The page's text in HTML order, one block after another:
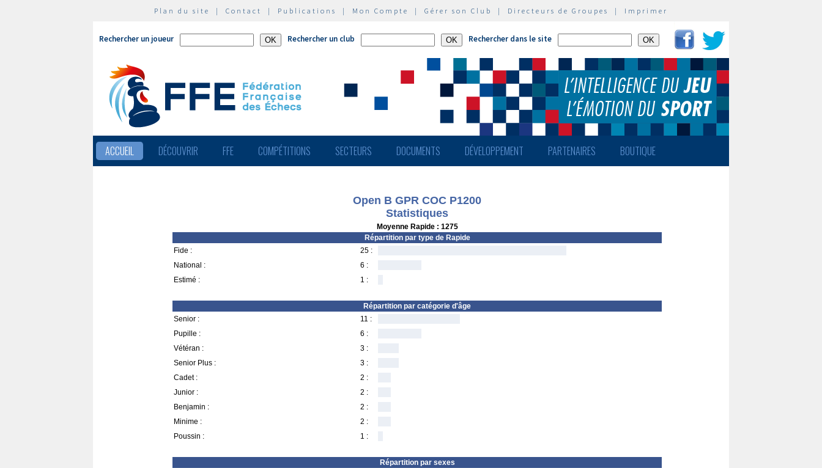
Plan du site | Contact | Publications | Mon Compte | Gérer son Club | Directeurs de Groupes | Imprimer
Rechercher un joueur Rechercher un club Rechercher dans le site
ACCUEIL DÉCOUVRIR FFE COMPÉTITIONS SECTEURS DOCUMENTS DÉVELOPPEMENT PARTENAIRES BOUTIQUE
Open B GPR COC P1200
Statistiques
Moyenne Rapide : 1275
Répartition par type de Rapide
Fide :
25 :
National :
6 :
Estimé :
1 :
Répartition par catégorie d'âge
Senior :
11 :
Pupille :
6 :
Vétéran :
3 :
Senior Plus :
3 :
Cadet :
2 :
Junior :
2 :
Benjamin :
2 :
Minime :
2 :
Poussin :
1 :
Répartition par sexes